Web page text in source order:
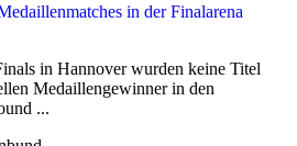
in der Finalarena
in Hannover wurden keine Titel
Medaillengewinner in den
...